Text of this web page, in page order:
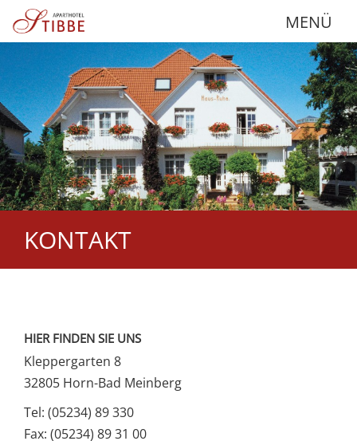
MENÜ
KONTAKT
HIER FINDEN SIE UNS
Kleppergarten 8
32805 Horn-Bad Meinberg
Tel: (05234) 89 330
Fax: (05234) 89 31 00